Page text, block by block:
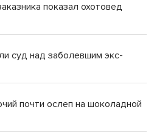
показал охотовед
суд над заболевшим экс-
почти ослеп на шоколадной